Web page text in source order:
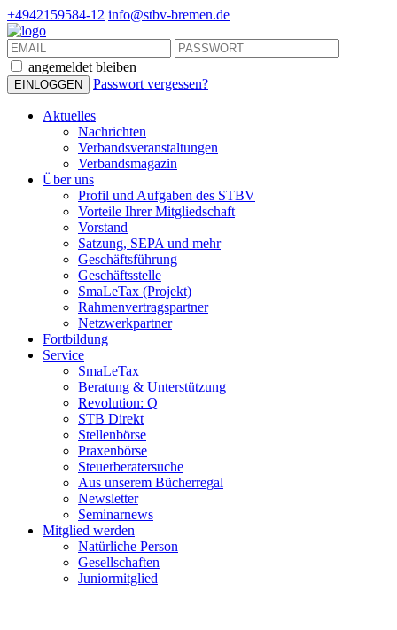
+4942159584-12 info@stbv-bremen.de
angemeldet bleiben
Passwort vergessen?
Aktuelles
Nachrichten
Verbandsveranstaltungen
Verbandsmagazin
Über uns
Profil und Aufgaben des STBV
Vorteile Ihrer Mitgliedschaft
Vorstand
Satzung, SEPA und mehr
Geschäftsführung
Geschäftsstelle
SmaLeTax (Projekt)
Rahmenvertragspartner
Netzwerkpartner
Fortbildung
Service
SmaLeTax
Beratung & Unterstützung
Revolution: Q
STB Direkt
Stellenbörse
Praxenbörse
Steuerberatersuche
Aus unserem Bücherregal
Newsletter
Seminarnews
Mitglied werden
Natürliche Person
Gesellschaften
Juniormitglied